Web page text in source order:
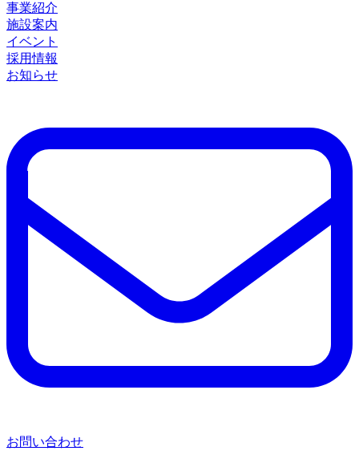
事業紹介
施設案内
イベント
採用情報
お知らせ
お問い合わせ